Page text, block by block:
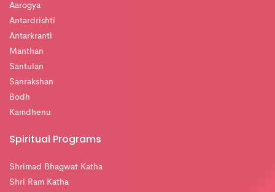
Aarogya
Antardrishti
Antarkranti
Manthan
Santulan
Sanrakshan
Bodh
Kamdhenu
Spiritual Programs
Shrimad Bhagwat Katha
Shri Ram Katha